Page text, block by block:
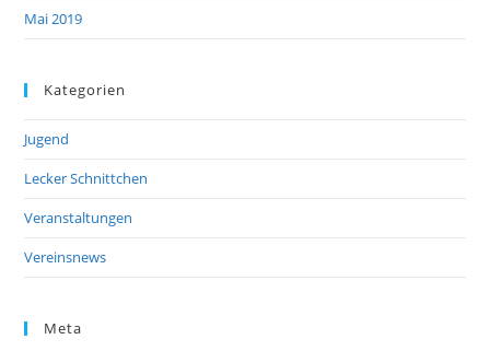
Mai 2019
Kategorien
Jugend
Lecker Schnittchen
Veranstaltungen
Vereinsnews
Meta